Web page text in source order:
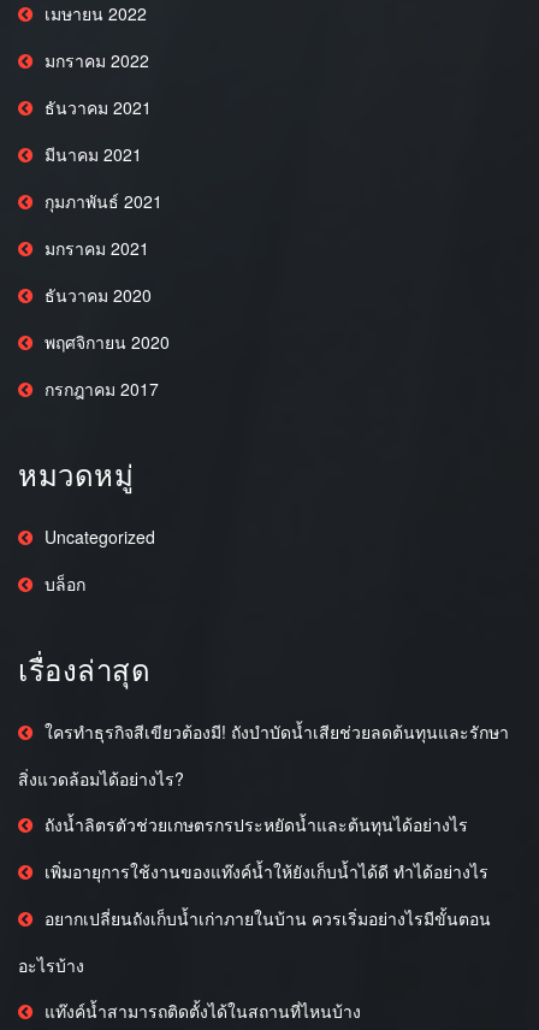
เมษายน 2022
มกราคม 2022
ธันวาคม 2021
มีนาคม 2021
กุมภาพันธ์ 2021
มกราคม 2021
ธันวาคม 2020
พฤศจิกายน 2020
กรกฎาคม 2017
หมวดหมู่
Uncategorized
บล็อก
เรื่องล่าสุด
ใครทำธุรกิจสีเขียวต้องมี! ถังบำบัดน้ำเสียช่วยลดต้นทุนและรักษา
สิ่งแวดล้อมได้อย่างไร?
ถังน้ำลิตรตัวช่วยเกษตรกรประหยัดน้ำและต้นทุนได้อย่างไร
เพิ่มอายุการใช้งานของแท๊งค์น้ำให้ยังเก็บน้ำได้ดี ทำได้อย่างไร
อยากเปลี่ยนถังเก็บน้ำเก่าภายในบ้าน ควรเริ่มอย่างไรมีขั้นตอน
อะไรบ้าง
แท๊งค์น้ำสามารถติดตั้งได้ในสถานที่ไหนบ้าง